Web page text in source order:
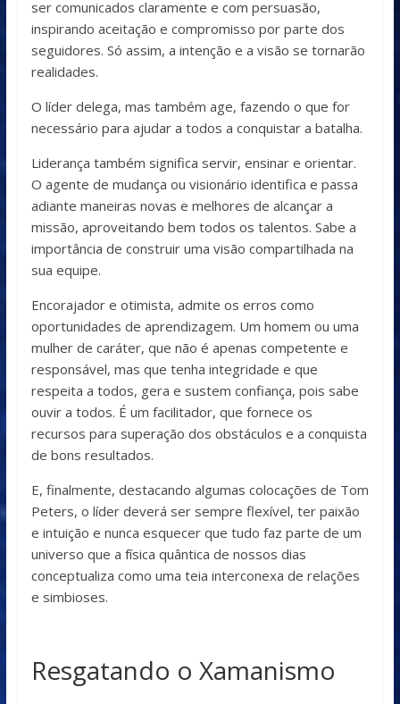
ser comunicados claramente e com persuasão,
inspirando aceitação e compromisso por parte dos
seguidores. Só assim, a intenção e a visão se tornarão
realidades.
O líder delega, mas também age, fazendo o que for
necessário para ajudar a todos a conquistar a batalha.
Liderança também significa servir, ensinar e orientar.
O agente de mudança ou visionário identifica e passa
adiante maneiras novas e melhores de alcançar a
missão, aproveitando bem todos os talentos. Sabe a
importância de construir uma visão compartilhada na
sua equipe.
Encorajador e otimista, admite os erros como
oportunidades de aprendizagem. Um homem ou uma
mulher de caráter, que não é apenas competente e
responsável, mas que tenha integridade e que
respeita a todos, gera e sustem confiança, pois sabe
ouvir a todos. É um facilitador, que fornece os
recursos para superação dos obstáculos e a conquista
de bons resultados.
E, finalmente, destacando algumas colocações de Tom
Peters, o líder deverá ser sempre flexível, ter paixão
e intuição e nunca esquecer que tudo faz parte de um
universo que a física quântica de nossos dias
conceptualiza como uma teia interconexa de relações
e simbioses.
Resgatando o Xamanismo